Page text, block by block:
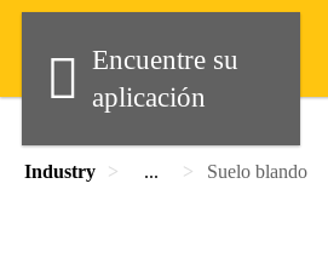
Encuentre su
aplicación
Industry ... Suelo blando